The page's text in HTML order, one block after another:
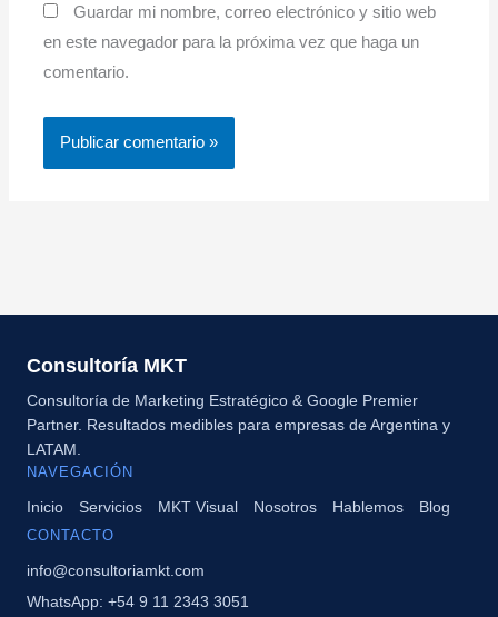
Guardar mi nombre, correo electrónico y sitio web
en este navegador para la próxima vez que haga un
comentario.
Consultoría MKT
Consultoría de Marketing Estratégico & Google Premier
Partner. Resultados medibles para empresas de Argentina y
LATAM.
NAVEGACIÓN
Inicio Servicios MKT Visual Nosotros Hablemos Blog
CONTACTO
info@consultoriamkt.com
WhatsApp: +54 9 11 2343 3051